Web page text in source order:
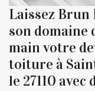
Laissez
son domaine
main votre
toiture à
le 27110 avec